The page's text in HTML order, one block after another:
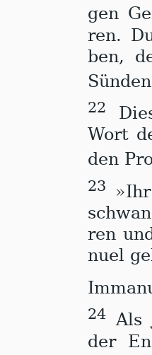
gen
ren.
ben,
22
Wort
den
23
ren
nu­el
24Als
der